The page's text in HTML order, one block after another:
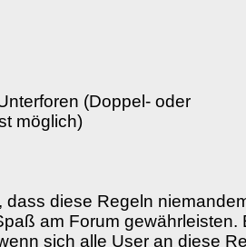
(Doppel- oder
möglich)
dass diese Regeln
am Forum gewährleisten.
sich alle User an diese